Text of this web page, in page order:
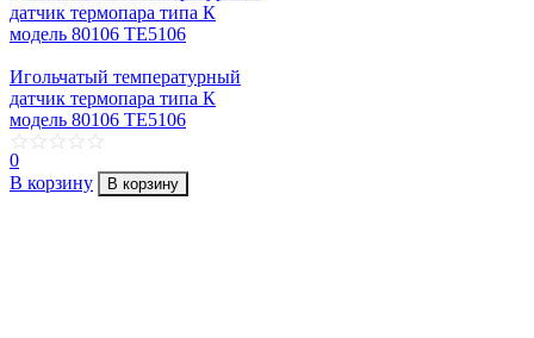
Игольчатый температурный
датчик термопара типа К
модель 80106 TE5106
0
В корзину
В корзину